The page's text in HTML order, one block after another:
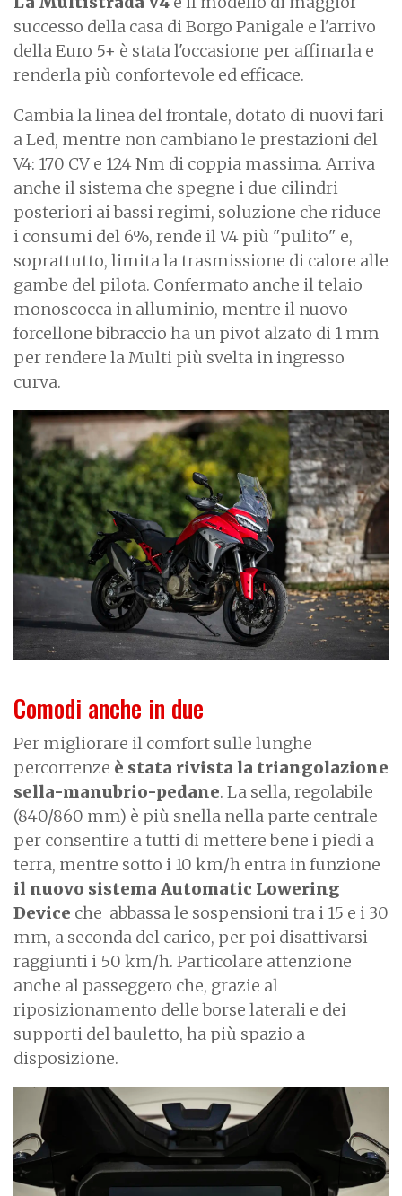
successo della casa di Borgo Panigale e l'arrivo
della Euro 5+ è stata l'occasione per affinarla e
renderla più confortevole ed efficace.
Cambia la linea del frontale, dotato di nuovi fari
a Led, mentre non cambiano le prestazioni del
V4: 170 CV e 124 Nm di coppia massima. Arriva
anche il sistema che spegne i due cilindri
posteriori ai bassi regimi, soluzione che riduce
i consumi del 6%, rende il V4 più "pulito" e,
soprattutto, limita la trasmissione di calore alle
gambe del pilota. Confermato anche il telaio
monoscocca in alluminio, mentre il nuovo
forcellone bibraccio ha un pivot alzato di 1 mm
per rendere la Multi più svelta in ingresso
curva.
Comodi anche in due
Per migliorare il comfort sulle lunghe
percorrenze è stata rivista la triangolazione
sella-manubrio-pedane. La sella, regolabile
(840/860 mm) è più snella nella parte centrale
per consentire a tutti di mettere bene i piedi a
terra, mentre sotto i 10 km/h entra in funzione
il nuovo sistema Automatic Lowering
Device che abbassa le sospensioni tra i 15 e i 30
mm, a seconda del carico, per poi disattivarsi
raggiunti i 50 km/h. Particolare attenzione
anche al passeggero che, grazie al
riposizionamento delle borse laterali e dei
supporti del bauletto, ha più spazio a
disposizione.